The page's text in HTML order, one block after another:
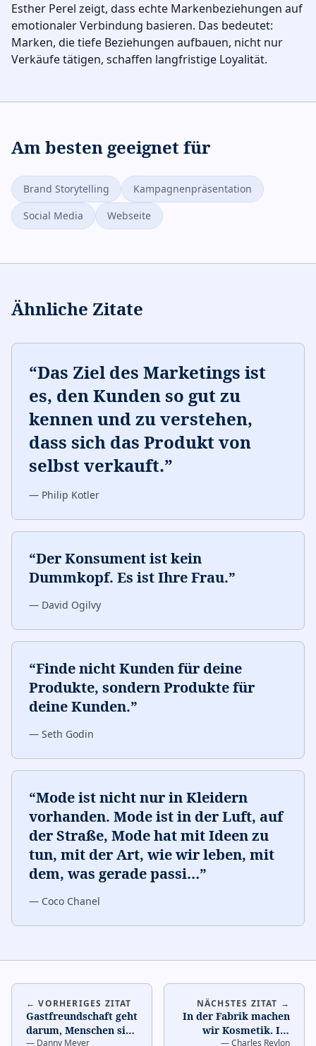
Esther Perel zeigt, dass echte Markenbeziehungen auf
emotionaler Verbindung basieren. Das bedeutet:
Marken, die tiefe Beziehungen aufbauen, nicht nur
Verkäufe tätigen, schaffen langfristige Loyalität.
Am besten geeignet für
Brand Storytelling
Kampagnenpräsentation
Social Media
Webseite
Ähnliche Zitate
“Das Ziel des Marketings ist
es, den Kunden so gut zu
kennen und zu verstehen,
dass sich das Produkt von
selbst verkauft.”
— Philip Kotler
“Der Konsument ist kein
Dummkopf. Es ist Ihre Frau.”
— David Ogilvy
“Finde nicht Kunden für deine
Produkte, sondern Produkte für
deine Kunden.”
— Seth Godin
“Mode ist nicht nur in Kleidern
vorhanden. Mode ist in der Luft, auf
der Straße, Mode hat mit Ideen zu
tun, mit der Art, wie wir leben, mit
dem, was gerade passi…”
— Coco Chanel
← VORHERIGES ZITAT
Gastfreundschaft geht
darum, Menschen sich
— Danny Meyer
NÄCHSTES ZITAT →
In der Fabrik machen
wir Kosmetik. Im
—Charles Revlon